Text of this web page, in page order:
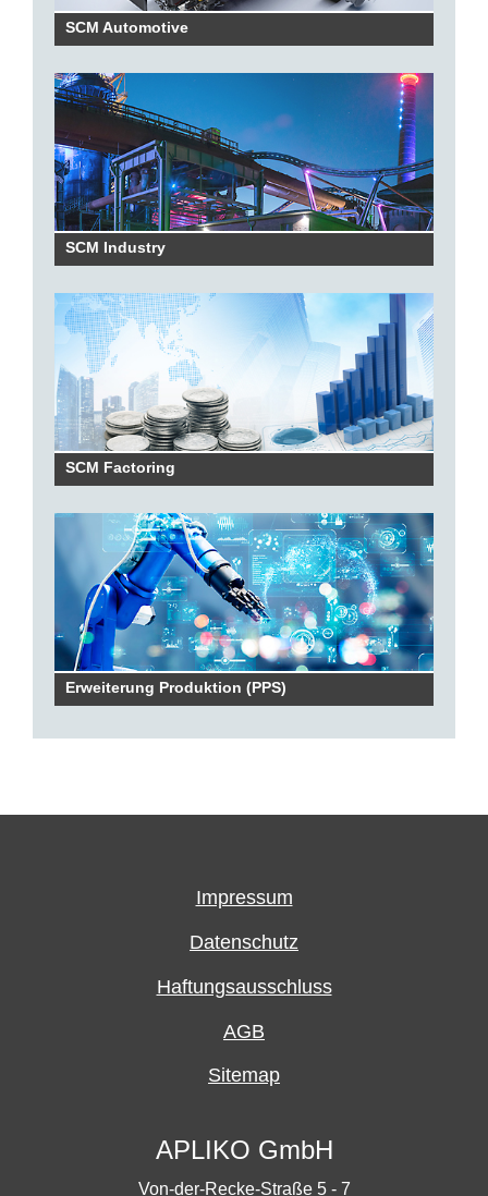
SCM Automotive
SCM Industry
SCM Factoring
Erweiterung Produktion (PPS)
Impressum
Datenschutz
Haftungsausschluss
AGB
Sitemap
APLIKO GmbH
Von-der-Recke-Straße 5 - 7